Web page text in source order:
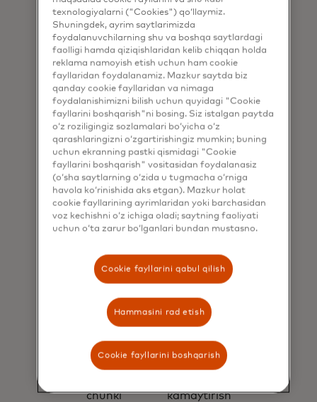
Qaytarish
to‘lovlari va
operatsion
xarajatlarning
ko‘payib
borishi.Iste'molchilar
obuna
xaridlari va
sotuvchilar
haqidagi
ma'lumotlar
ustidan
nazorat
hamda
yetishmasligi
tufayli
qonuniy
obuna
to‘lovlariga
ko‘proq
e’tiroz
chunki
sotuvchi
bilan
munosabatlarini
uzluksiz
davom
ettirish
imkonini
beradi.
Mahalliy
kanallarni
aks
ettiruvchi
tajribani
tavsiya
bekor
qilishga
harakat
qilayotgan
iste'molchilarning
qaytarma
kamaytirish
texnologiyalarni ("Cookies") qo‘llaymiz.
Shuningdek, ayrim saytlarimizda
foydalanuvchilarning shu va boshqa saytlardagi
faolligi hamda qiziqishlaridan kelib chiqqan holda
reklama namoyish etish uchun ham cookie
fayllaridan foydalanamiz. Mazkur saytda biz
qanday cookie fayllaridan va nimaga
foydalanishimizni bilish uchun quyidagi "Cookie
fayllarini boshqarish"ni bosing. Siz istalgan paytda
o‘z roziligingiz sozlamalari bo‘yicha o‘z
qarashlaringizni o‘zgartirishingiz mumkin; buning
uchun ekranning pastki qismidagi "Cookie
fayllarini boshqarish" vositasidan foydalanasiz
(o‘sha saytlarning o‘zida u tugmacha o‘rniga
havola ko‘rinishida aks etgan). Mazkur holat
cookie fayllarining ayrimlaridan yoki barchasidan
voz kechishni o‘z ichiga oladi; saytning faoliyati
uchun o‘ta zarur bo‘lganlari bundan mustasno.
Cookie fayllarini qabul qilish
Hammasini rad etish
Cookie fayllarini boshqarish